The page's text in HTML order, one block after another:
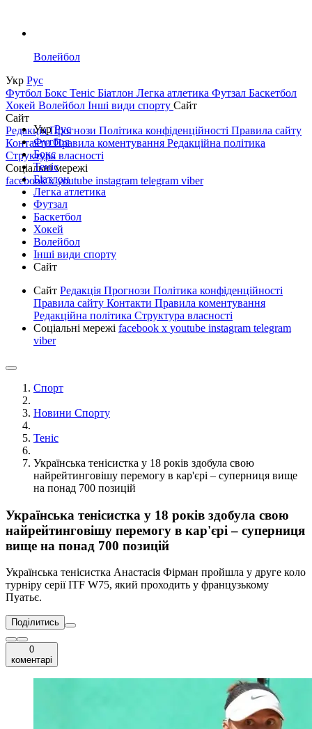
Волейбол
Укр Рус
Футбол Бокс Теніс Біатлон Легка атлетика Футзал Баскетбол
Хокей Волейбол Інші види спорту Сайт
Сайт
РедакціяПрогнози Політика конфіденційності Правила сайту
КонтактиПравила коментування Редакційна політика
Структура власності
Соціальні мережі
facebookxyoutube instagram telegram viber
УкрРус
Футбол
Бокс
Теніс
Біатлон
Легка атлетика
Футзал
Баскетбол
Хокей
Волейбол
Інші види спорту
Сайт
Сайт Редакція Прогнози Політика конфіденційності
Правила сайту Контакти Правила коментування
Редакційна політика Структура власності
Соціальні мережі facebook x youtube instagram telegram
viber
Спорт
Новини Спорту
Теніс
Українська тенісистка у 18 років здобула свою
найрейтинговішу перемогу в кар'єрі – суперниця вище
на понад 700 позицій
Українська тенісистка у 18 років здобула свою
найрейтинговішу перемогу в кар'єрі – суперниця
вище на понад 700 позицій
Українська тенісистка Анастасія Фірман пройшла у друге коло
турніру серії ITF W75, який проходить у французькому
Пуатьє.
Поділитись
0
коментарі